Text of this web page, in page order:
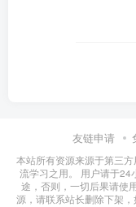
友链申请
本站所有资源来源于第三
流学习之用。 用户请于24
途，否则，一切后果请使
源，请联系站长删除下架